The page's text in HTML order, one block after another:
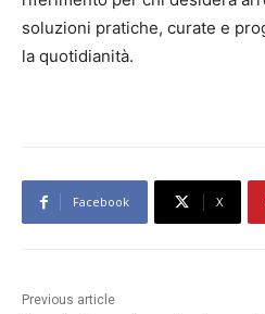
soluzioni pratiche, curate e
la quotidianità.
Facebook X
Previous article